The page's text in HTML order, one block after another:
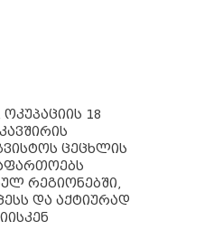
18
ცეცხლის
რეგიონებში,
და აქტიურად